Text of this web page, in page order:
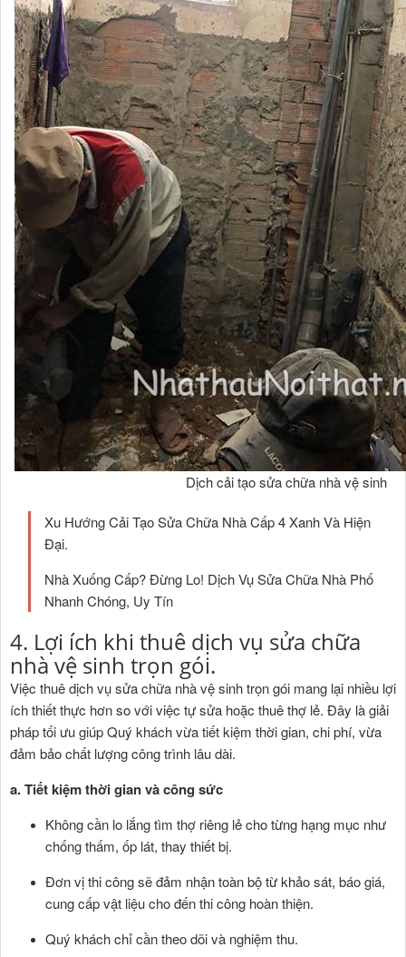
Dịch cải tạo sửa chữa nhà vệ sinh
Xu Hướng Cải Tạo Sửa Chữa Nhà Cấp 4 Xanh Và Hiện
Đại.
Nhà Xuống Cấp? Đừng Lo! Dịch Vụ Sửa Chữa Nhà Phố
Nhanh Chóng, Uy Tín
4. Lợi ích khi thuê dịch vụ sửa chữa
nhà vệ sinh trọn gói.
Việc thuê dịch vụ sửa chữa nhà vệ sinh trọn gói mang lại nhiều lợi
ích thiết thực hơn so với việc tự sửa hoặc thuê thợ lẻ. Đây là giải
pháp tối ưu giúp Quý khách vừa tiết kiệm thời gian, chi phí, vừa
đảm bảo chất lượng công trình lâu dài.
a. Tiết kiệm thời gian và công sức
Không cần lo lắng tìm thợ riêng lẻ cho từng hạng mục như
chống thấm, ốp lát, thay thiết bị.
Đơn vị thi công sẽ đảm nhận toàn bộ từ khảo sát, báo giá,
cung cấp vật liệu cho đến thi công hoàn thiện.
Quý khách chỉ cần theo dõi và nghiệm thu.